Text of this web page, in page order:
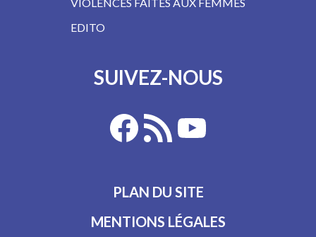
EDITO
SUIVEZ-NOUS
PLAN DU SITE
MENTIONS LÉGALES